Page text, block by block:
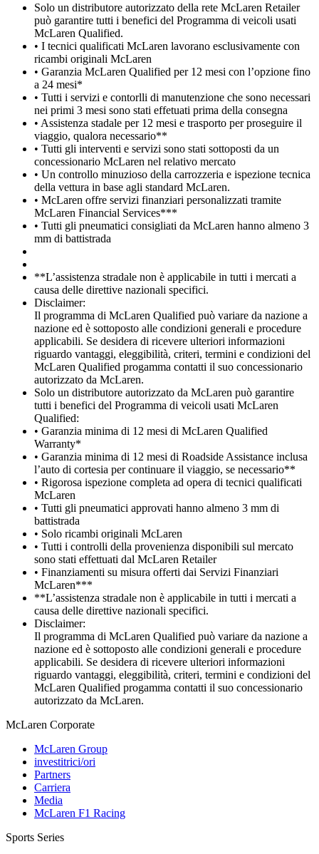
Solo un distributore autorizzato della rete McLaren Retailer
può garantire tutti i benefici del Programma di veicoli usati
McLaren Qualified.
• I tecnici qualificati McLaren lavorano esclusivamente con
ricambi originali McLaren
• Garanzia McLaren Qualified per 12 mesi con l’opzione fino
a 24 mesi*
• Tutti i servizi e contorlli di manutenzione che sono necessari
nei primi 3 mesi sono stati effetuati prima della consegna
• Assistenza stadale per 12 mesi e trasporto per proseguire il
viaggio, qualora necessario**
• Tutti gli interventi e servizi sono stati sottoposti da un
concessionario McLaren nel relativo mercato
• Un controllo minuzioso della carrozzeria e ispezione tecnica
della vettura in base agli standard McLaren.
• McLaren offre servizi finanziari personalizzati tramite
McLaren Financial Services***
• Tutti gli pneumatici consigliati da McLaren hanno almeno 3
mm di battistrada
**L’assistenza stradale non è applicabile in tutti i mercati a
causa delle direttive nazionali specifici.
Disclaimer:
Il programma di McLaren Qualified può variare da nazione a
nazione ed è sottoposto alle condizioni generali e procedure
applicabili. Se desidera di ricevere ulteriori informazioni
riguardo vantaggi, eleggibilità, criteri, termini e condizioni del
McLaren Qualified progamma contatti il suo concessionario
autorizzato da McLaren.
Solo un distributore autorizzato da McLaren può garantire
tutti i benefici del Programma di veicoli usati McLaren
Qualified:
• Garanzia minima di 12 mesi di McLaren Qualified
Warranty*
• Garanzia minima di 12 mesi di Roadside Assistance inclusa
l’auto di cortesia per continuare il viaggio, se necessario**
• Rigorosa ispezione completa ad opera di tecnici qualificati
McLaren
• Tutti gli pneumatici approvati hanno almeno 3 mm di
battistrada
• Solo ricambi originali McLaren
• Tutti i controlli della provenienza disponibili sul mercato
sono stati effettuati dal McLaren Retailer
• Finanziamenti su misura offerti dai Servizi Finanziari
McLaren***
**L’assistenza stradale non è applicabile in tutti i mercati a
causa delle direttive nazionali specifici.
Disclaimer:
Il programma di McLaren Qualified può variare da nazione a
nazione ed è sottoposto alle condizioni generali e procedure
applicabili. Se desidera di ricevere ulteriori informazioni
riguardo vantaggi, eleggibilità, criteri, termini e condizioni del
McLaren Qualified progamma contatti il suo concessionario
autorizzato da McLaren.
McLaren Corporate
McLaren Group
investitrici/ori
Partners
Carriera
Media
McLaren F1 Racing
Sports Series